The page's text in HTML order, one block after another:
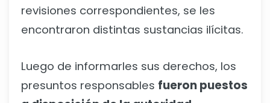
revisiones correspondientes, se les
encontraron distintas sustancias ilícitas.
Luego de informarles sus derechos, los
presuntos responsables fueron puestos